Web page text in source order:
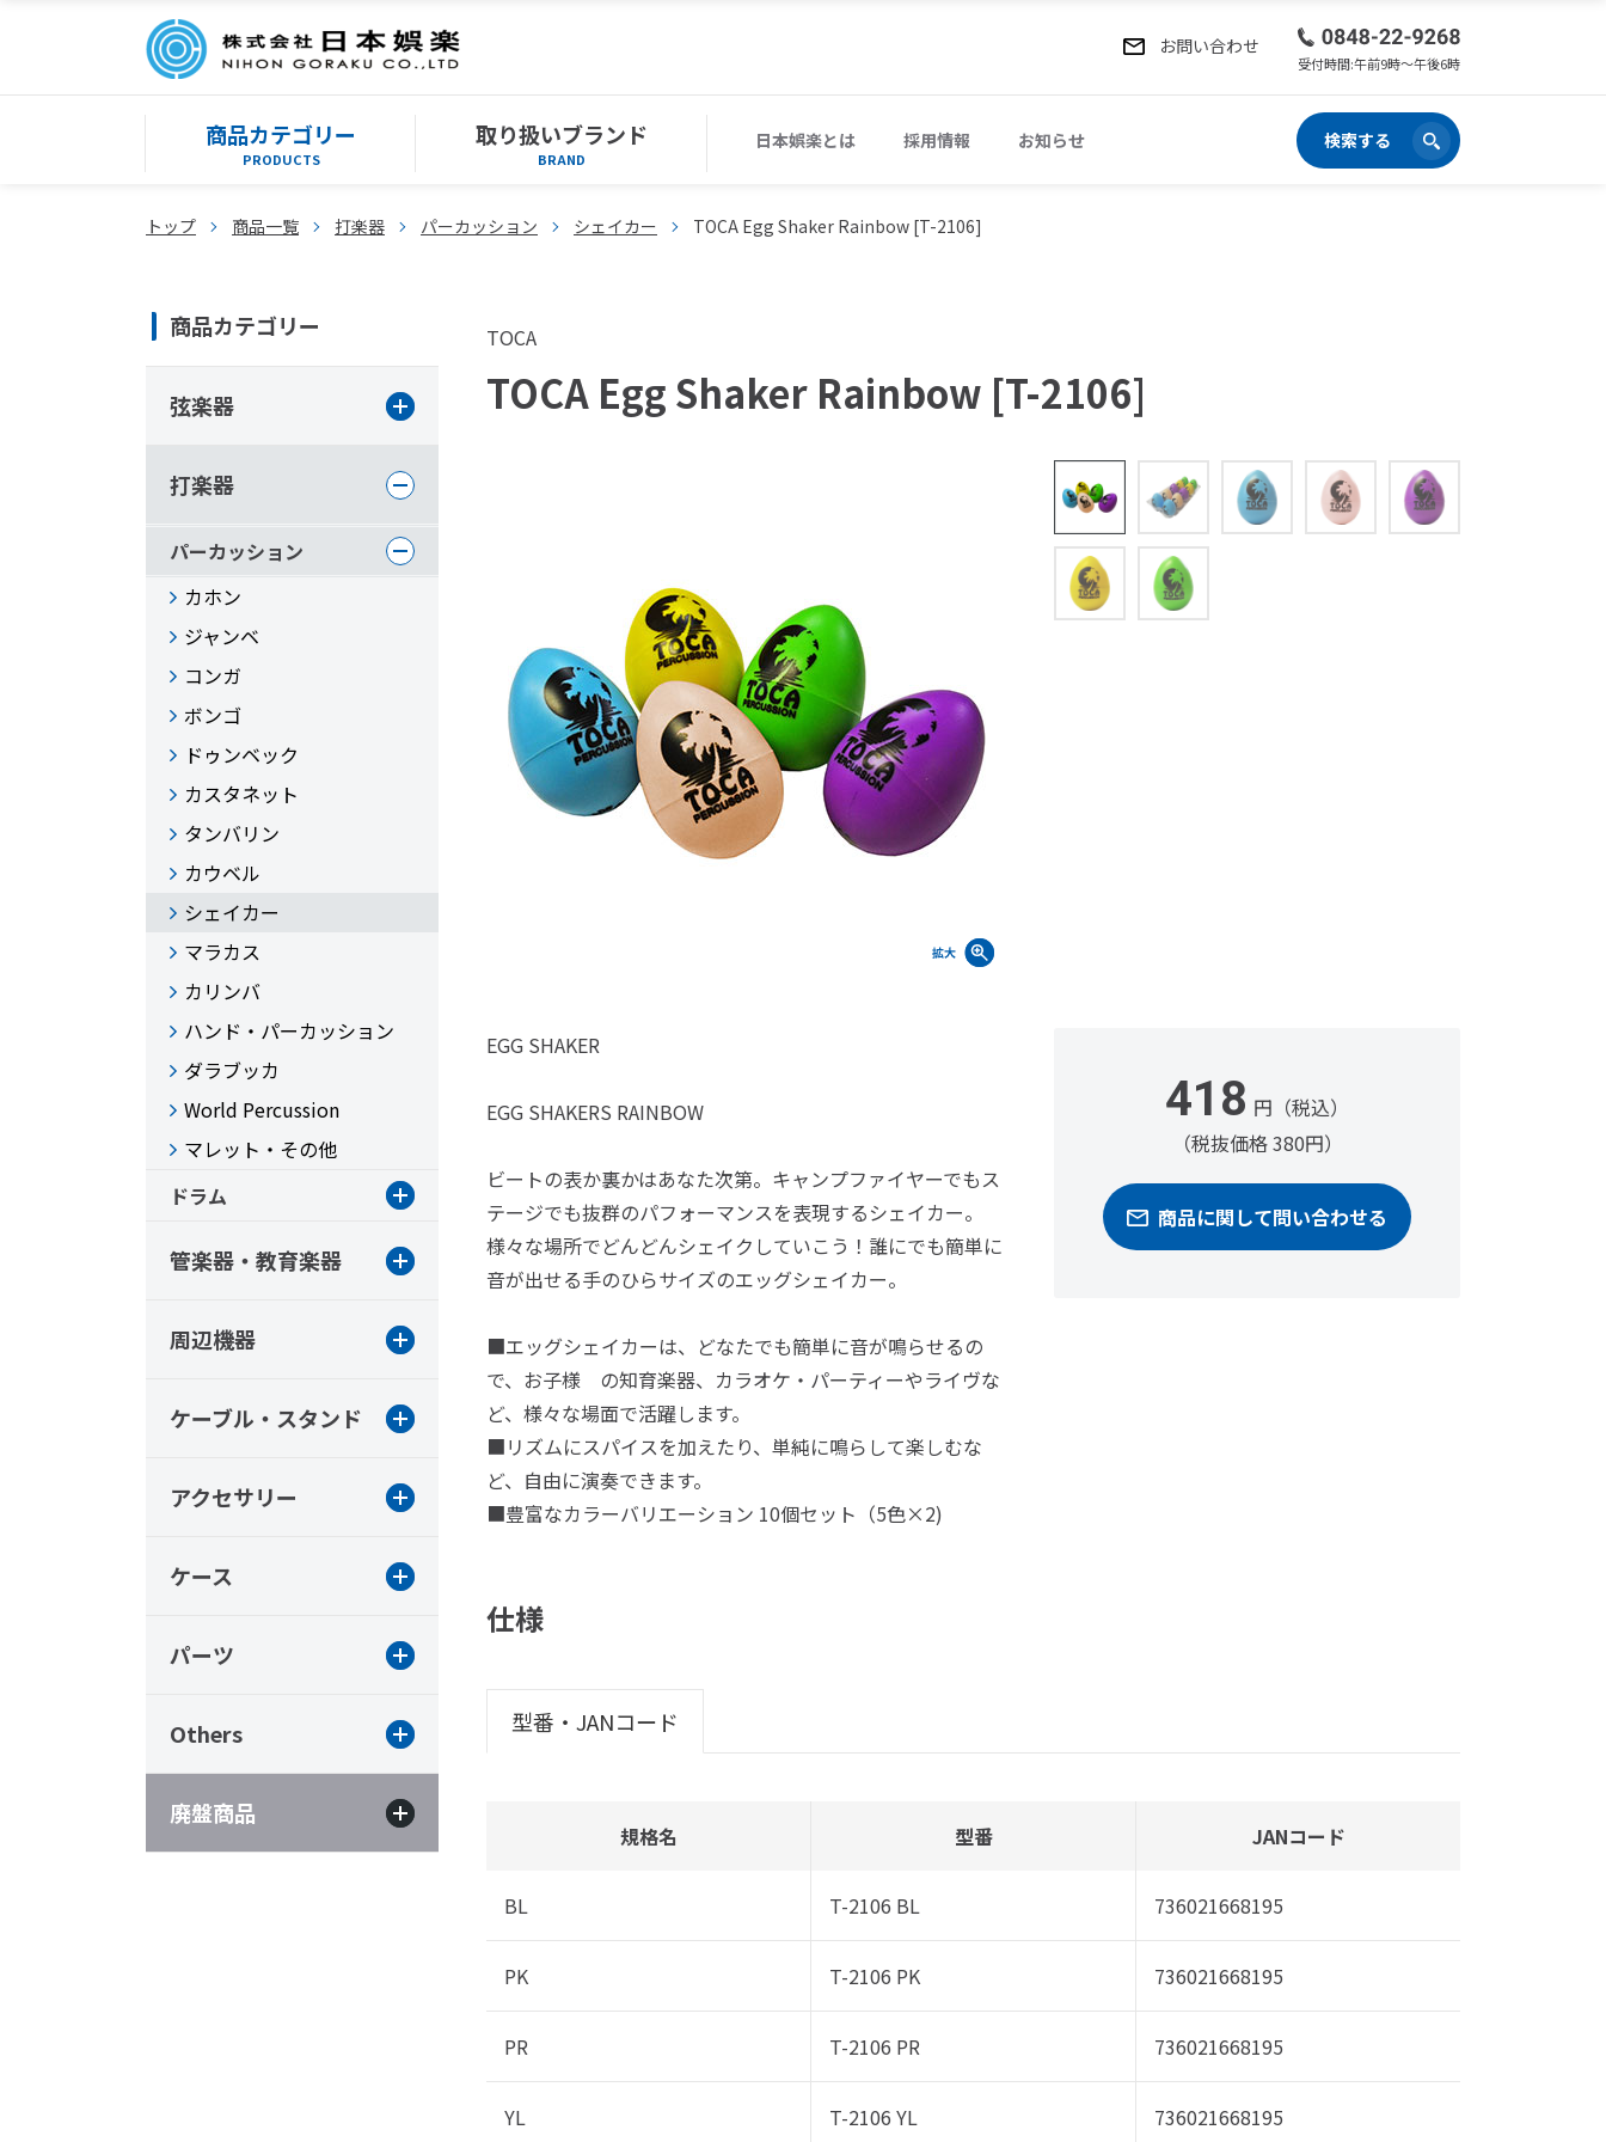
お問い合わせ
受付時間:午前9時〜午後6時
商品カテゴリー
PRODUCTS
取り扱いブランド
BRAND
日本娯楽とは 採用情報 お知らせ 検索する
トップ 商品一覧 打楽器 パーカッション シェイカー TOCA Egg Shaker Rainbow [T-2106]
TOCA
TOCA Egg Shaker Rainbow [T-2106]
EGG SHAKER
EGG SHAKERS RAINBOW
ビートの表か裏かはあなた次第。キャンプファイヤーでもス
テージでも抜群のパフォーマンスを表現するシェイカー。
様々な場所でどんどんシェイクしていこう！誰にでも簡単に
音が出せる手のひらサイズのエッグシェイカー。
■エッグシェイカーは、どなたでも簡単に音が鳴らせるの
で、お子様 の知育楽器、カラオケ・パーティーやライヴな
ど、様々な場面で活躍します。
■リズムにスパイスを加えたり、単純に鳴らして楽しむな
ど、自由に演奏できます。
■豊富なカラーバリエーション 10個セット（5色×2)
418 円（税込）
（税抜価格 380円）
商品に関して問い合わせる
仕様
型番・JANコード
規格名 型番 JANコード
BL T-2106 BL 736021668195
PK T-2106 PK 736021668195
PR T-2106 PR 736021668195
YL T-2106 YL 736021668195
商品カテゴリー
弦楽器
打楽器
パーカッション
カホン
ジャンベ
コンガ
ボンゴ
ドゥンベック
カスタネット
タンバリン
カウベル
シェイカー
マラカス
カリンバ
ハンド・パーカッション
ダラブッカ
World Percussion
マレット・その他
ドラム
管楽器・教育楽器
周辺機器
ケーブル・スタンド
アクセサリー
ケース
パーツ
Others
廃盤商品